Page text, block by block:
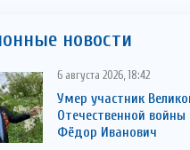
новости
6 августа 2026, 18:42
Умер участник
Отечественной
Фёдор Иванович